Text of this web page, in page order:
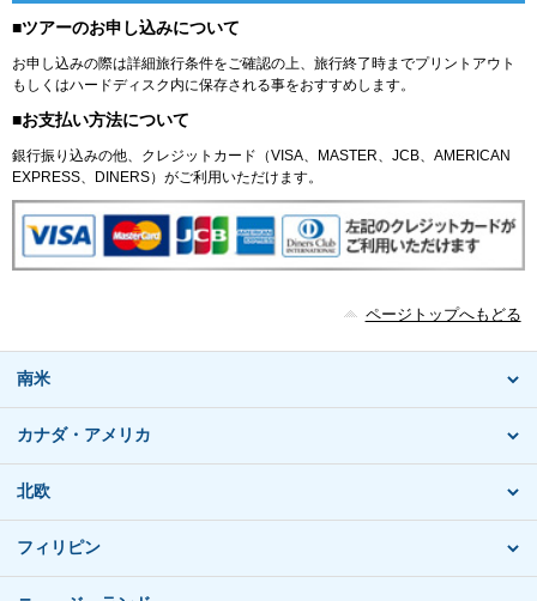
■ツアーのお申し込みについて
お申し込みの際は詳細旅行条件をご確認の上、旅行終了時までプリントアウト
もしくはハードディスク内に保存される事をおすすめします。
■お支払い方法について
銀行振り込みの他、クレジットカード（VISA、MASTER、JCB、AMERICAN
EXPRESS、DINERS）がご利用いただけます。
ページトップへもどる
南米
カナダ・アメリカ
北欧
フィリピン